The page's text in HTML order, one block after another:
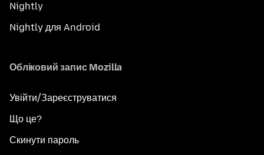
Nightly
Nightly для Android
Обліковий запис Mozilla
Увійти/Зареєструватися
Що це?
Скинути пароль